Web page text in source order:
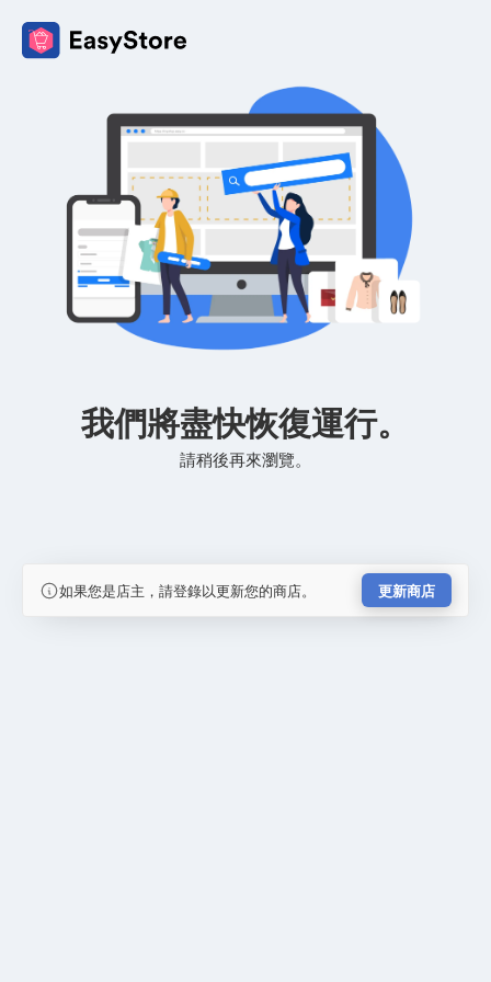
我們將盡快恢復運行。
請稍後再來瀏覽。
如果您是店主，請登錄以更新您的商店。 更新商店